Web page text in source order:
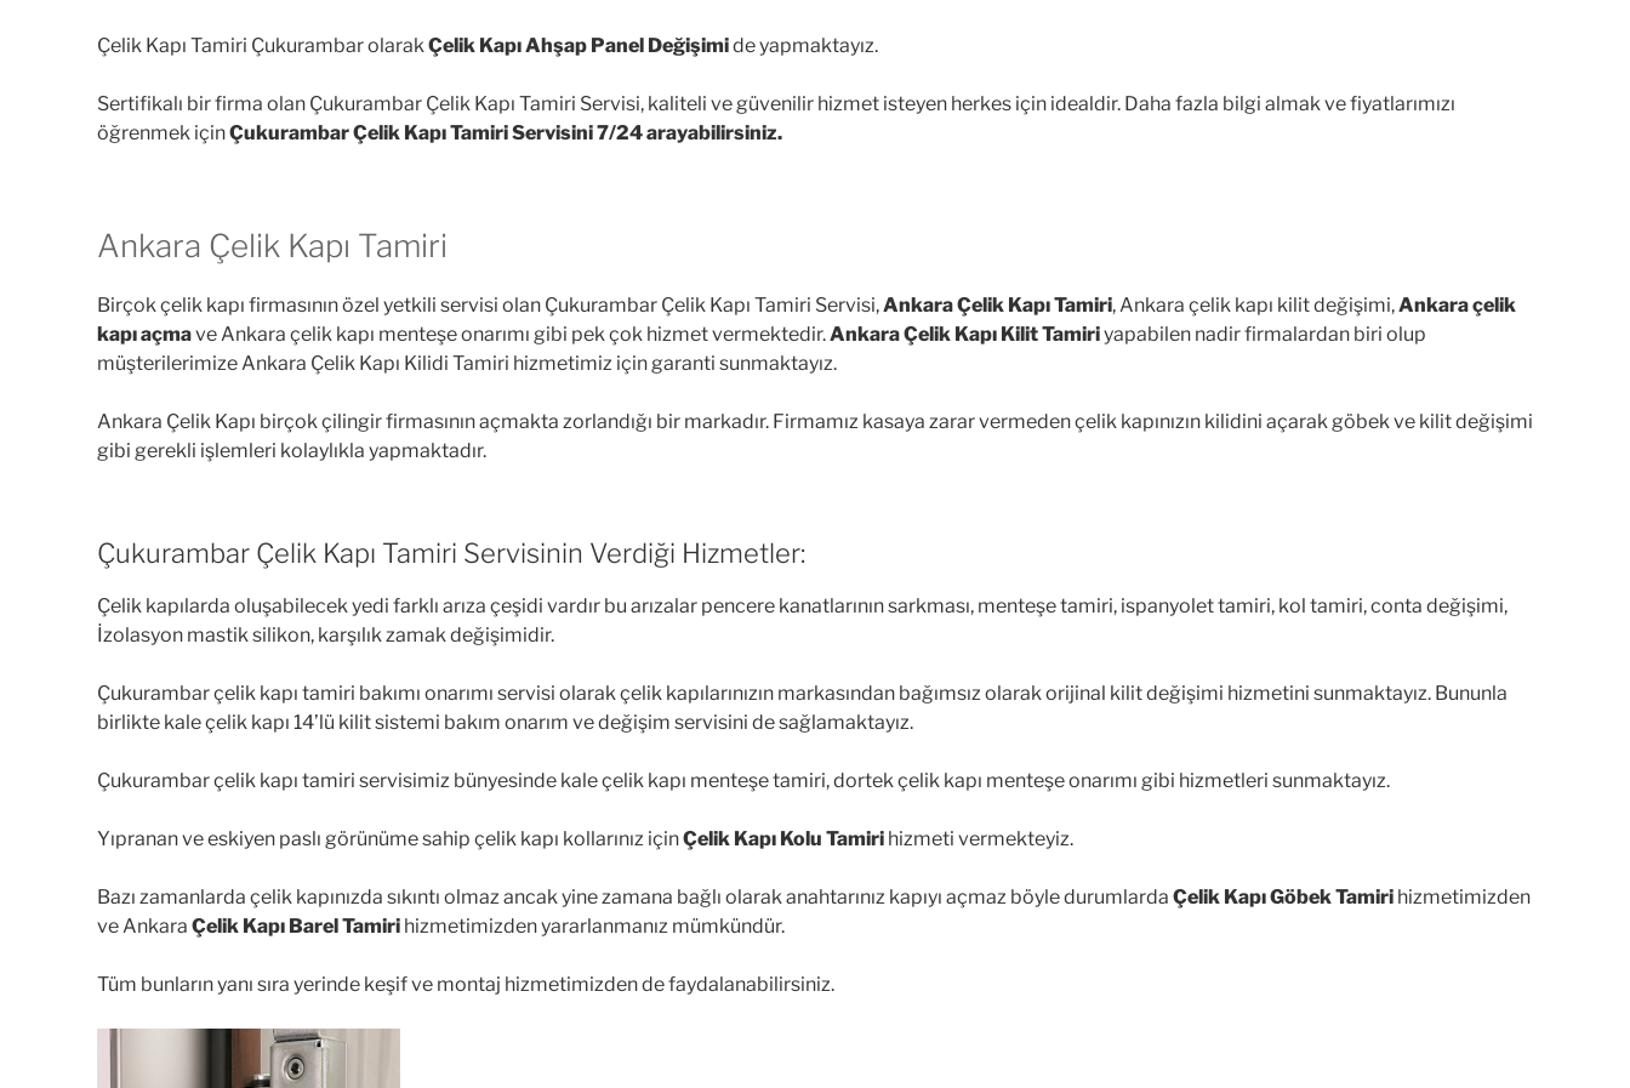
Çelik Kapı Tamiri Çukurambar olarakÇelik Kapı Ahşap Panel Değişimide yapmaktayız.
Sertifikalı bir firma olan Çukurambar Çelik Kapı Tamiri Servisi, kaliteli ve güvenilir hizmet isteyen herkes için idealdir. Daha fazla bilgi almak ve fiyatlarımızı
öğrenmek içinÇukurambar Çelik Kapı Tamiri Servisini 7/24 arayabilirsiniz.
Ankara Çelik Kapı Tamiri
Birçok çelik kapı firmasının özel yetkili servisi olan Çukurambar Çelik Kapı Tamiri Servisi,Ankara Çelik Kapı Tamiri, Ankara çelik kapı kilit değişimi,Ankara çelik
kapı açmave Ankara çelik kapı menteşe onarımı gibi pek çok hizmet vermektedir.Ankara Çelik Kapı Kilit Tamiriyapabilen nadir firmalardan biri olup
müşterilerimize Ankara Çelik Kapı Kilidi Tamiri hizmetimiz için garanti sunmaktayız.
Ankara Çelik Kapı birçok çilingir firmasının açmakta zorlandığı bir markadır. Firmamız kasaya zarar vermeden çelik kapınızın kilidini açarak göbek ve kilit değişimi
gibi gerekli işlemleri kolaylıkla yapmaktadır.
Çukurambar Çelik Kapı Tamiri Servisinin Verdiği Hizmetler:
Çelik kapılarda oluşabilecek yedi farklı arıza çeşidi vardır bu arızalar pencere kanatlarının sarkması, menteşe tamiri, ispanyolet tamiri, kol tamiri, conta değişimi,
İzolasyon mastik silikon, karşılık zamak değişimidir.
Çukurambar çelik kapı tamiri bakımı onarımı servisi olarak çelik kapılarınızın markasından bağımsız olarak orijinal kilit değişimi hizmetini sunmaktayız. Bununla
birlikte kale çelik kapı 14’lü kilit sistemi bakım onarım ve değişim servisini de sağlamaktayız.
Çukurambar çelik kapı tamiri servisimiz bünyesinde kale çelik kapı menteşe tamiri, dortek çelik kapı menteşe onarımı gibi hizmetleri sunmaktayız.
Yıpranan ve eskiyen paslı görünüme sahip çelik kapı kollarınız içinÇelik Kapı Kolu Tamiri hizmeti vermekteyiz.
Bazı zamanlarda çelik kapınızda sıkıntı olmaz ancak yine zamana bağlı olarak anahtarınız kapıyı açmaz böyle durumlarda Çelik Kapı Göbek Tamiri hizmetimizden
ve Ankara Çelik Kapı Barel Tamiri hizmetimizden yararlanmanız mümkündür.
Tüm bunların yanı sıra yerinde keşif ve montaj hizmetimizden de faydalanabilirsiniz.